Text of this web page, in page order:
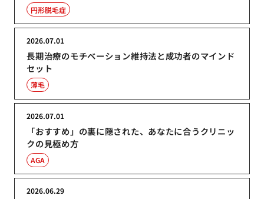
円形脱毛症
長期治療のモチベーション維持法と成功者のマインド
セット
2026.07.01
薄毛
「おすすめ」の裏に隠された、あなたに合うクリニッ
クの見極め方
2026.07.01
AGA
2026.06.29